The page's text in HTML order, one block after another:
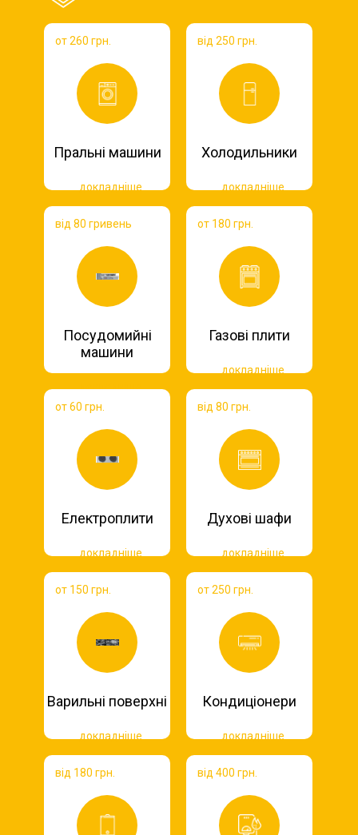
от 260 грн.
Пральні машини
докладніше
від 250 грн.
Холодильники
докладніше
від 80 гривень
Посудомийні
машини
докладніше
от 180 грн.
Газові плити
докладніше
от 60 грн.
Електроплити
докладніше
від 80 грн.
Духові шафи
докладніше
от 150 грн.
Варильні поверхні
докладніше
от 250 грн.
Кондиціонери
докладніше
від 180 грн. від 400 грн.